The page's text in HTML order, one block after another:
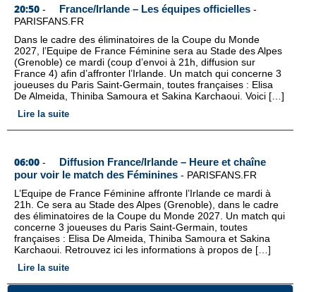
20:50 - France/Irlande – Les équipes officielles -
PARISFANS.FR
Dans le cadre des éliminatoires de la Coupe du Monde
2027, l’Equipe de France Féminine sera au Stade des Alpes
(Grenoble) ce mardi (coup d’envoi à 21h, diffusion sur
France 4) afin d’affronter l’Irlande. Un match qui concerne 3
joueuses du Paris Saint-Germain, toutes françaises : Elisa
De Almeida, Thiniba Samoura et Sakina Karchaoui. Voici […]
Lire la suite
06:00 -
Diffusion France/Irlande – Heure et chaîne
pour voir le match des Féminines - PARISFANS.FR
L’Equipe de France Féminine affronte l’Irlande ce mardi à
21h. Ce sera au Stade des Alpes (Grenoble), dans le cadre
des éliminatoires de la Coupe du Monde 2027. Un match qui
concerne 3 joueuses du Paris Saint-Germain, toutes
françaises : Elisa De Almeida, Thiniba Samoura et Sakina
Karchaoui. Retrouvez ici les informations à propos de […]
Lire la suite